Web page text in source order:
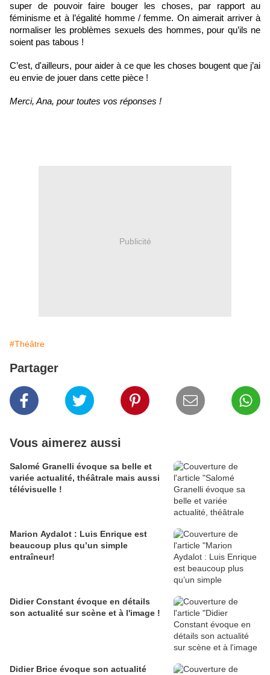
super de pouvoir faire bouger les choses, par rapport au
féminisme et à l’égalité homme / femme. On aimerait arriver à
normaliser les problèmes sexuels des hommes, pour qu’ils ne
soient pas tabous !
C’est, d'ailleurs, pour aider à ce que les choses bougent que j’ai
eu envie de jouer dans cette pièce !
Merci, Ana, pour toutes vos réponses !
Publicité
#Théâtre
Partager
Vous aimerez aussi
Salomé Granelli évoque sa belle et
variée actualité, théâtrale mais aussi
télévisuelle !
Marion Aydalot : Luis Enrique est
beaucoup plus qu’un simple
entraîneur!
Didier Constant évoque en détails
son actualité sur scène et à l'image !
Didier Brice évoque son actualité